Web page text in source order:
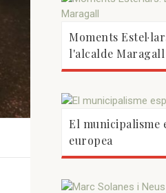
Moments
l'alcalde Maragall
El municipalisme
europea